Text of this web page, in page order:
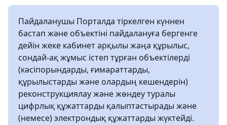
Пайдаланушы Порталда тіркелген күннен
бастап және объектіні пайдалануға бергенге
дейін жеке кабинет арқылы жаңа құрылыс,
сондай-ақ жұмыс істеп тұрған объектілерді
(кәсіпорындарды, ғимараттарды,
құрылыстарды және олардың кешендерін)
реконструкциялау және жөндеу туралы
цифрлық құжаттарды қалыптастырады және
(немесе) электрондық құжаттарды жүктейді.